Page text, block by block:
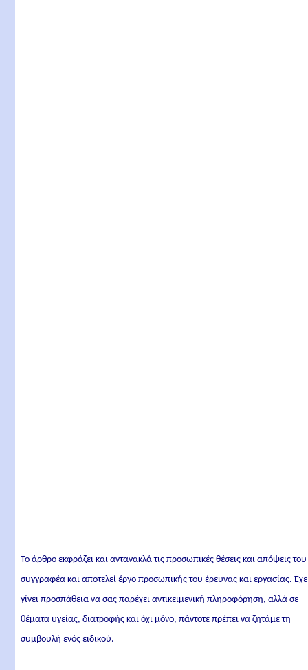
Το άρθρο εκφράζει και αντανακλά τις προσωπικές θέσεις και απόψεις του
συγγραφέα και αποτελεί έργο προσωπικής του έρευνας και εργασίας.
γίνει προσπάθεια να σας παρέχει αντικειμενική πληροφόρηση, αλλά σε
θέματα υγείας, διατροφής και όχι μόνο, πάντοτε πρέπει να ζητάμε τη
συμβουλή ενός ειδικού.